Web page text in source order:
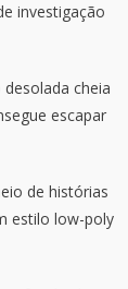
investigação
cheia
escapar
de histórias
estilo low-poly